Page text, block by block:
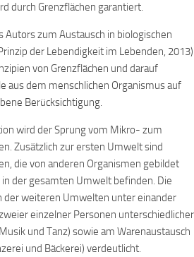
durch Grenzflächen garantiert.
Autors zum Austausch in biologischen
der Lebendigkeit im Lebenden, 2013)
von Grenzflächen und darauf
aus dem menschlichen Organismus auf
Berücksichtigung.
wird der Sprung vom Mikro- zum
Zusätzlich zur ersten Umwelt sind
die von anderen Organismen gebildet
der gesamten Umwelt befinden. Die
weiteren Umwelten unter einander
einzelner Personen unterschiedlicher
und Tanz) sowie am Warenaustausch
und Bäckerei) verdeutlicht.